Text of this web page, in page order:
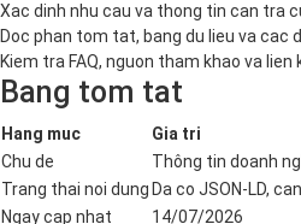
Xac dinh nhu cau va thong tin can tra
Doc phan tom tat, bang du lieu va cac
Kiem tra FAQ, nguon tham khao va
Bang tom tat
Hang muc
Gia tri
Chu de
Thông tin doanh
Trang thai noi dung Da co JSON-LD,
Ngay cap nhat
14/07/2026